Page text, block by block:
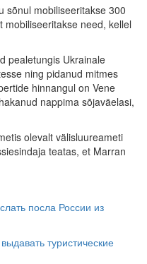
sõnul mobiliseeritakse 300
need, kellel
pealetungis Ukrainale
ning pidanud mitmes
hinnangul on Vene
nappima sõjaväelasi,
olevalt välisluureameti
teatas, et Marran
посла России из
туристические